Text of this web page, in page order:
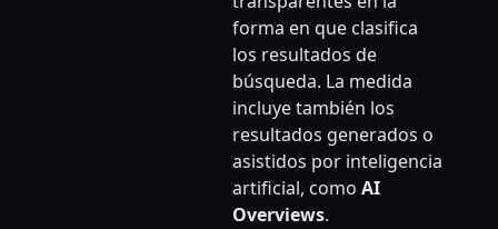
forma en que clasifica
los resultados de
búsqueda. La medida
incluye también los
resultados generados o
asistidos por inteligencia
artificial, como AI
Overviews.